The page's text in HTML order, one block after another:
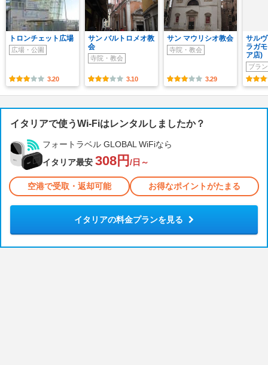
トロンチェット広場
広場・公園
3.20
サン バルトロメオ教
会
寺院・教会
3.10
サン マウリシオ教会
寺院・教会
3.29
サル
ラガ
ア店)
ブラ
イタリアで使うWi-Fiはレンタルしましたか？
フォートラベル GLOBAL WiFiなら
イタリア最安 308円 /日～
空港で受取・返却可能 お得なポイントがたまる
イタリアの料金プランを見る